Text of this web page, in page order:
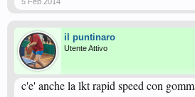
il puntinaro
Utente Attivo
c'e' anche la lkt rapid speed con